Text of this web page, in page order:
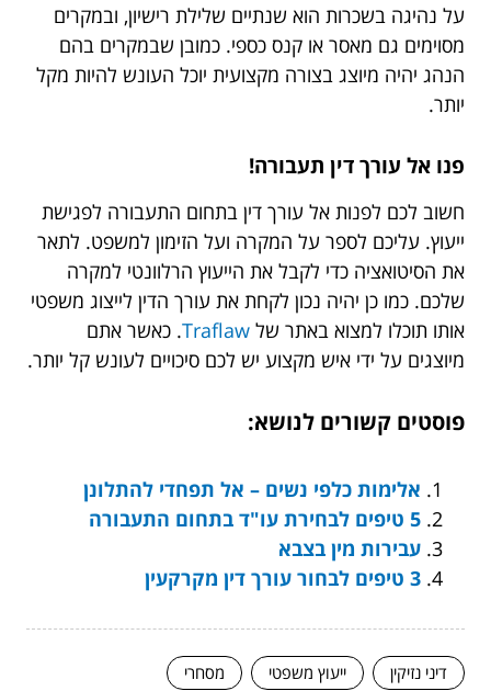
על נהיגה בשכרות הוא שנתיים שלילת רישיון, ובמקרים
מסוימים גם מאסר או קנס כספי. כמובן שבמקרים בהם
הנהג יהיה מיוצג בצורה מקצועית יוכל העונש להיות מקל
יותר.
פנו אל עורך דין תעבורה!
חשוב לכם לפנות אל עורך דין בתחום התעבורה לפגישת
ייעוץ. עליכם לספר על המקרה ועל הזימון למשפט. לתאר
את הסיטואציה כדי לקבל את הייעוץ הרלוונטי למקרה
שלכם. כמו כן יהיה נכון לקחת את עורך הדין לייצוג משפטי
אותו תוכלו למצוא באתר של Traflaw. כאשר אתם
מיוצגים על ידי איש מקצוע יש לכם סיכויים לעונש קל יותר.
פוסטים קשורים לנושא:
אלימות כלפי נשים – אל תפחדי להתלונן
5 טיפים לבחירת עו"ד בתחום התעבורה
עבירות מין בצבא
3 טיפים לבחור עורך דין מקרקעין
דיני נזיקין ייעוץ משפטי מסחרי